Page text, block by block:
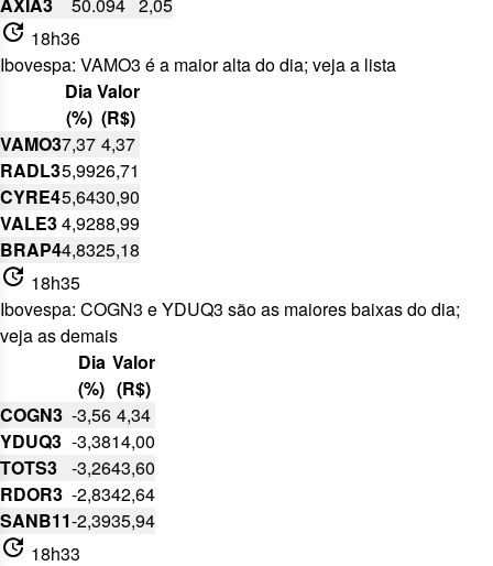
update 18h36
Ibovespa: VAMO3 é a maior alta do dia; veja a lista
Dia
(%)
Valor
(R$)
VAMO37,37 4,37
RADL35,9926,71
CYRE45,6430,90
VALE34,9288,99
BRAP44,8325,18
update 18h35
Ibovespa: COGN3 e YDUQ3 são as maiores baixas do dia;
veja as demais
Dia
(%)
Valor
(R$)
COGN3 -3,56 4,34
YDUQ3 -3,3814,00
TOTS3 -3,2643,60
RDOR3 -2,8342,64
SANB11-2,3935,94
update 18h33